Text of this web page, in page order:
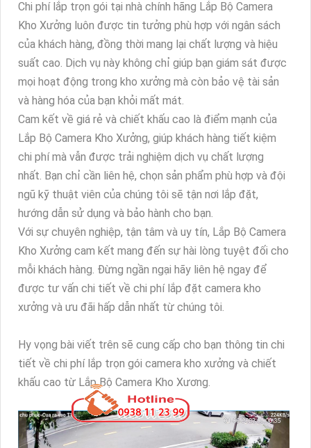
Chi phí lắp trọn gói tại nhà chính hãng Lắp Bộ Camera
Kho Xưởng luôn được tin tưởng phù hợp với ngân sách
của khách hàng, đồng thời mang lại chất lượng và hiệu
suất cao. Dịch vụ này không chỉ giúp bạn giám sát được
mọi hoạt động trong kho xưởng mà còn bảo vệ tài sản
và hàng hóa của bạn khỏi mất mát.
Cam kết về giá rẻ và chiết khấu cao là điểm mạnh của
Lắp Bộ Camera Kho Xưởng, giúp khách hàng tiết kiệm
chi phí mà vẫn được trải nghiệm dịch vụ chất lượng
nhất. Bạn chỉ cần liên hệ, chọn sản phẩm phù hợp và đội
ngũ kỹ thuật viên của chúng tôi sẽ tận nơi lắp đặt,
hướng dẫn sử dụng và bảo hành cho bạn.
Với sự chuyên nghiệp, tận tâm và uy tín, Lắp Bộ Camera
Kho Xưởng cam kết mang đến sự hài lòng tuyệt đối cho
mỗi khách hàng. Đừng ngần ngại hãy liên hệ ngay để
được tư vấn chi tiết về chi phí lắp đặt camera kho
xưởng và ưu đãi hấp dẫn nhất từ chúng tôi.
Hy vọng bài viết trên sẽ cung cấp cho bạn thông tin chi
tiết về chi phí lắp trọn gói camera kho xưởng và chiết
khấu cao từ Lắp Bộ Camera Kho Xương.